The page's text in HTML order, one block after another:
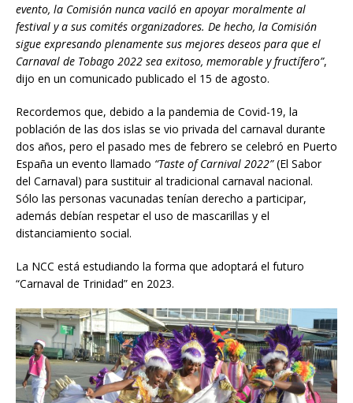
evento, la Comisión nunca vaciló en apoyar moralmente al
festival y a sus comités organizadores. De hecho, la Comisión
sigue expresando plenamente sus mejores deseos para que el
Carnaval de Tobago 2022 sea exitoso, memorable y fructífero”,
dijo en un comunicado publicado el 15 de agosto.
Recordemos que, debido a la pandemia de Covid-19, la
población de las dos islas se vio privada del carnaval durante
dos años, pero el pasado mes de febrero se celebró en Puerto
España un evento llamado “Taste of Carnival 2022”(El Sabor
del Carnaval) para sustituir al tradicional carnaval nacional.
Sólo las personas vacunadas tenían derecho a participar,
además debían respetar el uso de mascarillas y el
distanciamiento social.
La NCC está estudiando la forma que adoptará el futuro
“Carnaval de Trinidad” en 2023.